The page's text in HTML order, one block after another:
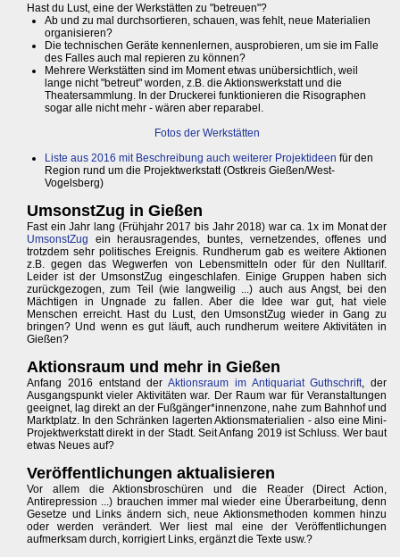
Hast du Lust, eine der Werkstätten zu "betreuen"?
Ab und zu mal durchsortieren, schauen, was fehlt, neue Materialien
organisieren?
Die technischen Geräte kennenlernen, ausprobieren, um sie im Falle
des Falles auch mal repieren zu können?
Mehrere Werkstätten sind im Moment etwas unübersichtlich, weil
lange nicht "betreut" worden, z.B. die Aktionswerkstatt und die
Theatersammlung. In der Druckerei funktionieren die Risographen
sogar alle nicht mehr - wären aber reparabel.
Fotos der Werkstätten
Liste aus 2016 mit Beschreibung auch weiterer Projektideen für den
Region rund um die Projektwerkstatt (Ostkreis Gießen/West-
Vogelsberg)
UmsonstZug in Gießen
Fast ein Jahr lang (Frühjahr 2017 bis Jahr 2018) war ca. 1x im Monat der
UmsonstZug ein herausragendes, buntes, vernetzendes, offenes und
trotzdem sehr politisches Ereignis. Rundherum gab es weitere Aktionen
z.B. gegen das Wegwerfen von Lebensmitteln oder für den Nulltarif.
Leider ist der UmsonstZug eingeschlafen. Einige Gruppen haben sich
zurückgezogen, zum Teil (wie langweilig ...) auch aus Angst, bei den
Mächtigen in Ungnade zu fallen. Aber die Idee war gut, hat viele
Menschen erreicht. Hast du Lust, den UmsonstZug wieder in Gang zu
bringen? Und wenn es gut läuft, auch rundherum weitere Aktivitäten in
Gießen?
Aktionsraum und mehr in Gießen
Anfang 2016 entstand derAktionsraum im Antiquariat Guthschrift, der
Ausgangspunkt vieler Aktivitäten war. Der Raum war für Veranstaltungen
geeignet, lag direkt an der Fußgänger*innenzone, nahe zum Bahnhof und
Marktplatz. In den Schränken lagerten Aktionsmaterialien - also eine Mini-
Projektwerkstatt direkt in der Stadt. Seit Anfang 2019 ist Schluss. Wer baut
etwas Neues auf?
Veröffentlichungen aktualisieren
Vor allem die Aktionsbroschüren und die Reader (Direct Action,
Antirepression ...) brauchen immer mal wieder eine Überarbeitung, denn
Gesetze und Links ändern sich, neue Aktionsmethoden kommen hinzu
oder werden verändert. Wer liest mal eine der Veröffentlichungen
aufmerksam durch, korrigiert Links, ergänzt die Texte usw.?